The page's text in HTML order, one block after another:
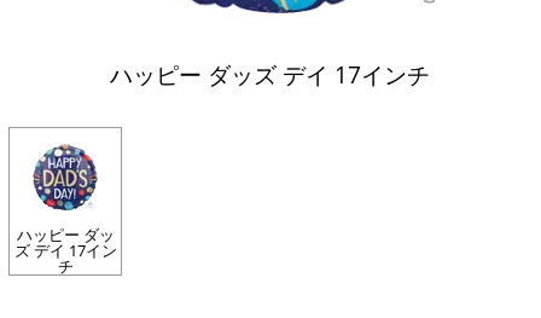
ハッピー ダッズ デイ 17インチ
ハッピー ダッ
ズ デイ 17イン
チ